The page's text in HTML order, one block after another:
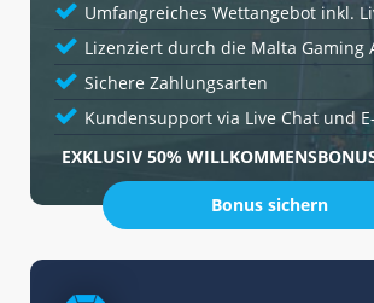
Umfangreiches Wettangebot inkl.
Lizenziert durch die Malta Gaming
Sichere Zahlungsarten
Kundensupport via Live Chat und
EXKLUSIV 50%
Bonus sichern